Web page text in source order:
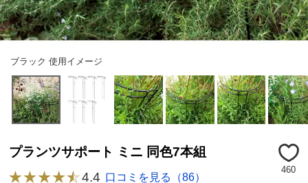
ブラック 使用イメージ
プランツサポート ミニ 同色7本組
460
4.4 口コミを見る（86）